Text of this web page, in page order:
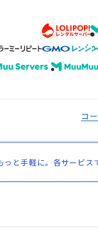
コ
と手軽に。各サービス